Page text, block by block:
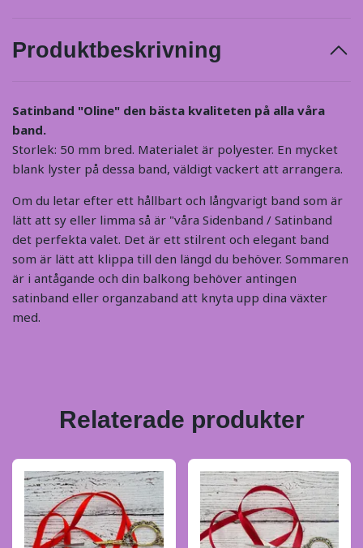
Produktbeskrivning
Satinband "Oline" den bästa kvaliteten på alla våra
band.
Storlek: 50 mm bred. Materialet är polyester. En mycket
blank lyster på dessa band, väldigt vackert att arrangera.
Om du letar efter ett hållbart och långvarigt band som är
lätt att sy eller limma så är "våra Sidenband / Satinband
det perfekta valet. Det är ett stilrent och elegant band
som är lätt att klippa till den längd du behöver. Sommaren
är i antågande och din balkong behöver antingen
satinband eller organzaband att knyta upp dina växter
med.
Relaterade produkter